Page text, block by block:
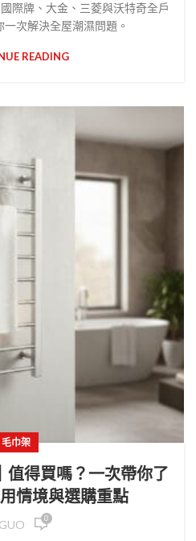
際牌、大金、三菱與沃特奇全戶
次解決全屋潮濕問題。
READING
毛巾架
值得買嗎？一次帶你了
情境與選購重點
GUO 0